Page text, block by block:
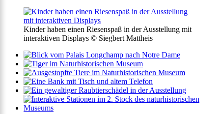
Kinder haben einen Riesenspaß in der Ausstellung mit
interaktiven Displays © Siegbert Mattheis